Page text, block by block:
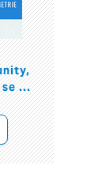
...